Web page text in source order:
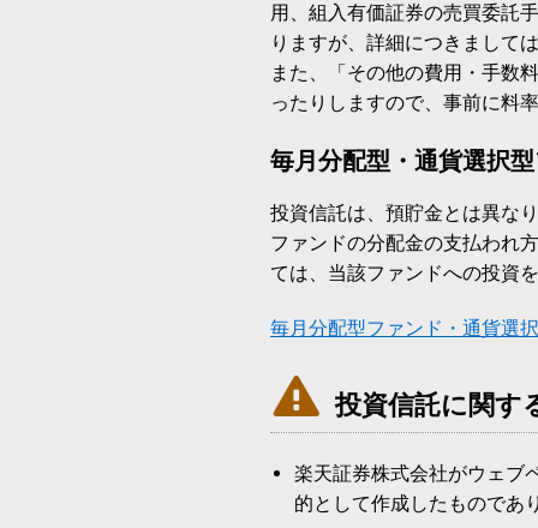
用、組入有価証券の売買委託
りますが、詳細につきまして
また、「その他の費用・手数
ったりしますので、事前に料
毎月分配型・通貨選択
投資信託は、預貯金とは異な
ファンドの分配金の支払われ
ては、当該ファンドへの投資
毎月分配型ファンド・通貨選
 投資信託に関す
楽天証券株式会社がウェブ
的として作成したものであ